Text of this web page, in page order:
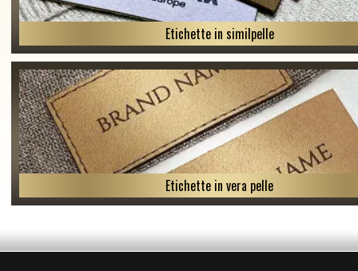
Etichette in similpelle
Etichette in vera pelle